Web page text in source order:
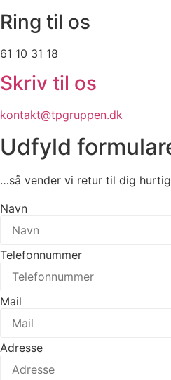
Ring til os
61 10 31 18
Skriv til os
kontakt@tpgruppen.dk
Udfyld
…så vender vi retur til dig
Navn
Telefonnummer
Mail
Adresse